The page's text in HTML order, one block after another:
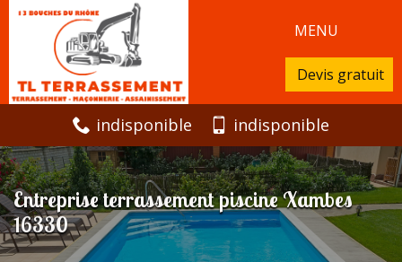
MENU
Devis gratuit
indisponible indisponible
Entreprise terrassement piscine Xambes
16330